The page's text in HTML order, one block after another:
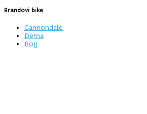
Brandovi bike
Cannondale
Dema
Rog